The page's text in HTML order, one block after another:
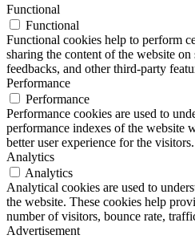
Functional
Functional
Functional cookies help to perform
sharing the content of the website
feedbacks, and other third-party
Performance
Performance
Performance cookies are used to
performance indexes of the website
better user experience for the visitors.
Analytics
Analytics
Analytical cookies are used to
the website. These cookies help
number of visitors, bounce rate,
Advertisement